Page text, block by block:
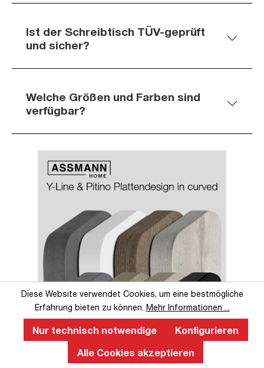
Ist der Schreibtisch TÜV-geprüft
und sicher?
Welche Größen und Farben sind
verfügbar?
Perfekte Ergonomie an einem
Diese Website verwendet Cookies, um eine bestmögliche
Erfahrung bieten zu können. Mehr Informationen ...
Nur technisch notwendige
Konfigurieren
Alle Cookies akzeptieren